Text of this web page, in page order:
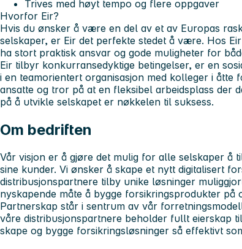
Trives med høyt tempo og flere oppgaver
Hvorfor Eir?
Hvis du ønsker å være en del av et av Europas
selskaper, er Eir det perfekte stedet å være. Hos
ha stort praktisk ansvar og gode muligheter for
Eir tilbyr konkurransedyktige betingelser, er en
i en teamorientert organisasjon med kolleger i åtte
ansatte og tror på at en fleksibel arbeidsplass der
på å utvikle selskapet er nøkkelen til suksess.
Om bedriften
Vår visjon er å gjøre det mulig for alle selskaper å
sine kunder. Vi ønsker å skape et nytt digitalisert
distribusjonspartnere tilby unike løsninger
nyskapende måte å bygge forsikringsprodukter på
Partnerskap står i sentrum av vår
våre distribusjonspartnere beholder fullt eierskap
skape og bygge forsikringsløsninger så effektivt